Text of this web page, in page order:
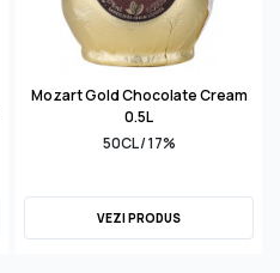
Mozart Gold Chocolate Cream
0.5L
50CL / 17%
VEZI PRODUS